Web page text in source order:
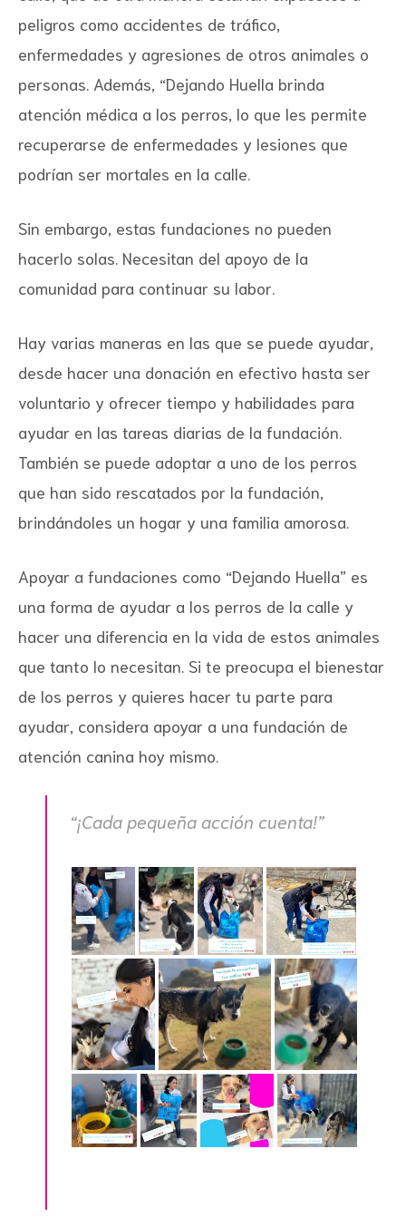
peligros como accidentes de tráfico,
enfermedades y agresiones de otros animales o
personas. Además, “Dejando Huella brinda
atención médica a los perros, lo que les permite
recuperarse de enfermedades y lesiones que
podrían ser mortales en la calle.
Sin embargo, estas fundaciones no pueden
hacerlo solas. Necesitan del apoyo de la
comunidad para continuar su labor.
Hay varias maneras en las que se puede ayudar,
desde hacer una donación en efectivo hasta ser
voluntario y ofrecer tiempo y habilidades para
ayudar en las tareas diarias de la fundación.
También se puede adoptar a uno de los perros
que han sido rescatados por la fundación,
brindándoles un hogar y una familia amorosa.
Apoyar a fundaciones como “Dejando Huella” es
una forma de ayudar a los perros de la calle y
hacer una diferencia en la vida de estos animales
que tanto lo necesitan. Si te preocupa el bienestar
de los perros y quieres hacer tu parte para
ayudar, considera apoyar a una fundación de
atención canina hoy mismo.
“¡Cada pequeña acción cuenta!”